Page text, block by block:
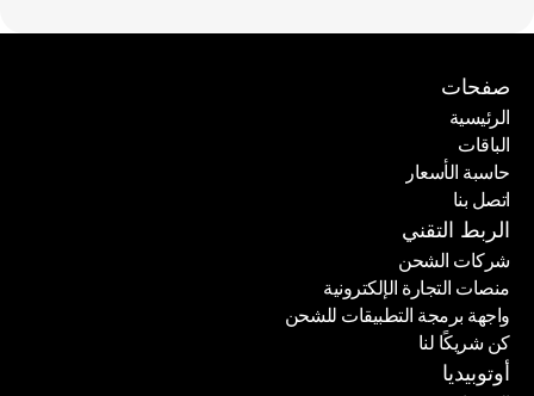
صفحات
الرئيسية
الرئيسية
الباقات
الباقات
حاسبة الأسعار
حاسبة الأسعار
اتصل بنا
اتصل بنا
الربط التقني
شركات الشحن
شركات الشحن
منصات التجارة الإلكترونية
منصات التجارة الإلكترونية
واجهة برمجة التطبيقات للشحن
واجهة برمجة التطبيقات للشحن
كن شريكًا لنا
كن شريكًا لنا
أوتوبيديا